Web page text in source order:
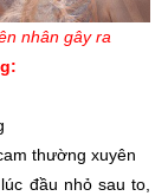
nhân gây ra
thường xuyên
đầu nhỏ sau to,